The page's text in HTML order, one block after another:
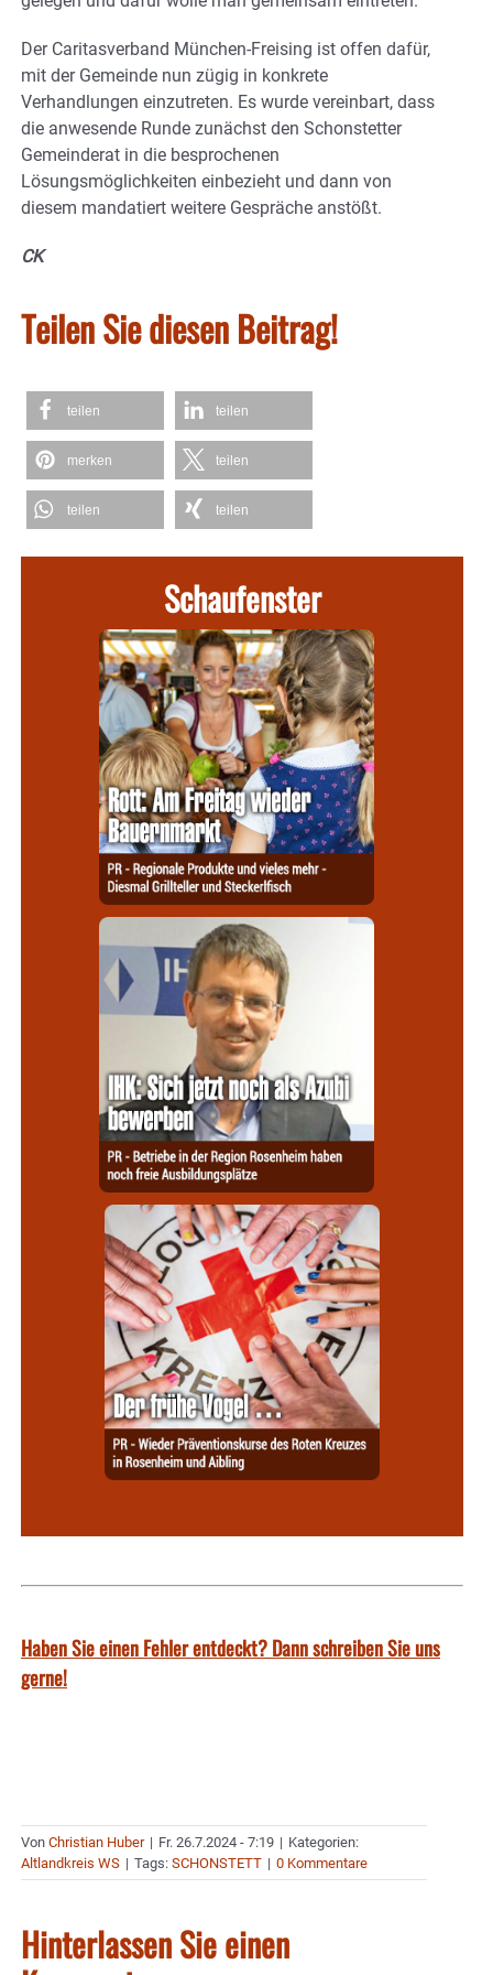
Der Caritasverband München-Freising ist offen dafür,
mit der Gemeinde nun zügig in konkrete
Verhandlungen einzutreten. Es wurde vereinbart, dass
die anwesende Runde zunächst den Schonstetter
Gemeinderat in die besprochenen
Lösungsmöglichkeiten einbezieht und dann von
diesem mandatiert weitere Gespräche anstößt.
CK
Teilen Sie diesen Beitrag!
teilen teilen
merken teilen
teilen teilen
Schaufenster
Haben Sie einen Fehler entdeckt? Dann schreiben Sie uns
gerne!
Von Christian Huber | Fr. 26.7.2024 - 7:19 | Kategorien:
Altlandkreis WS | Tags: SCHONSTETT | 0 Kommentare
Hinterlassen Sie einen